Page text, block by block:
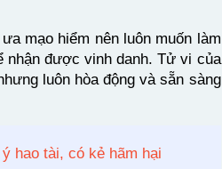
mạo hiểm nên luôn muốn làm
nhận được vinh danh. Tử vi của
luôn hòa động và sẵn sàng
hao tài, có kẻ hãm hại